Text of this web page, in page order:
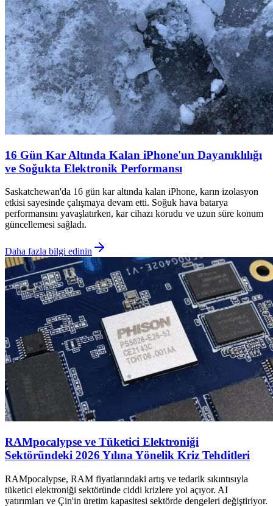
16 Gün Kar Altında Kalan iPhone'un Dayanıklılığı
ve Soğukta Elektronik Performansı
Saskatchewan'da 16 gün kar altında kalan iPhone, karın izolasyon
etkisi sayesinde çalışmaya devam etti. Soğuk hava batarya
performansını yavaşlatırken, kar cihazı korudu ve uzun süre konum
güncellemesi sağladı.
Daha fazla bilgi edinin
RAMpocalypse ve Tüketici Elektroniği
Sektöründeki 2026 Yılına Yönelik Kriz Tehditleri
RAMpocalypse, RAM fiyatlarındaki artış ve tedarik sıkıntısıyla
tüketici elektroniği sektöründe ciddi krizlere yol açıyor. AI
yatırımları ve Çin'in üretim kapasitesi sektörde dengeleri değiştiriyor.